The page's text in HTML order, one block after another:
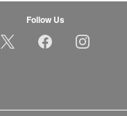
Follow Us